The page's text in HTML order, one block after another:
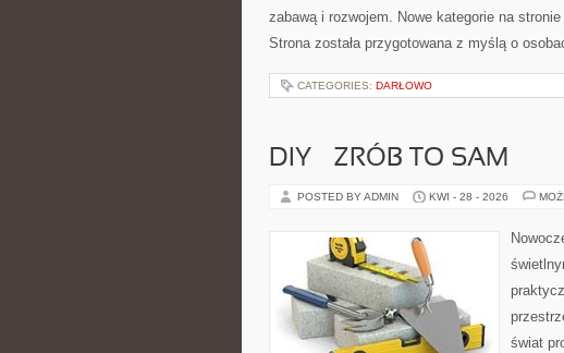
zabawą i rozwojem. Nowe kategorie na
Strona została przygotowana z myślą o
CATEGORIES: DARŁOWO
DIY – ZRÓB TO SAM
POSTED BY ADMIN KWI - 28 - 2026
świat